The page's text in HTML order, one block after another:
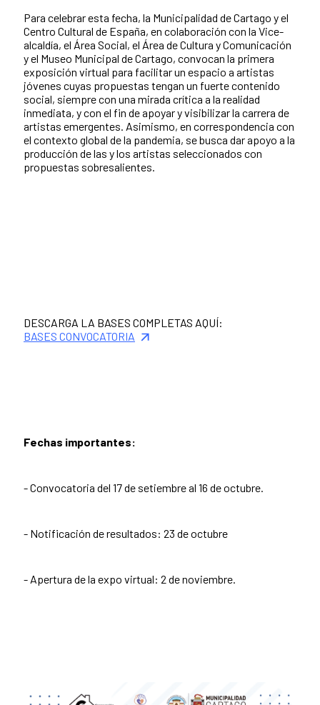
Para celebrar esta fecha, la Municipalidad de Cartago y el
Centro Cultural de España, en colaboración con la Vice-
alcaldía, el Área Social, el Área de Cultura y Comunicación
y el Museo Municipal de Cartago, convocan la primera
exposición virtual para facilitar un espacio a artistas
jóvenes cuyas propuestas tengan un fuerte contenido
social, siempre con una mirada crítica a la realidad
inmediata, y con el fin de apoyar y visibilizar la carrera de
artistas emergentes. Asimismo, en correspondencia con
el contexto global de la pandemia, se busca dar apoyo a la
producción de las y los artistas seleccionados con
propuestas sobresalientes.
DESCARGA LA BASES COMPLETAS AQUÍ:
BASES CONVOCATORIA
Fechas importantes:
- Convocatoria del 17 de setiembre al 16 de octubre.
- Notificación de resultados: 23 de octubre
- Apertura de la expo virtual: 2 de noviembre.